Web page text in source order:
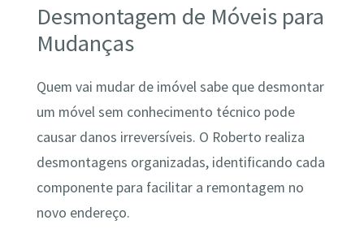
Desmontagem de Móveis para
Mudanças
Quem vai mudar de imóvel sabe que desmontar
um móvel sem conhecimento técnico pode
causar danos irreversíveis. O Roberto realiza
desmontagens organizadas, identificando cada
componente para facilitar a remontagem no
novo endereço.